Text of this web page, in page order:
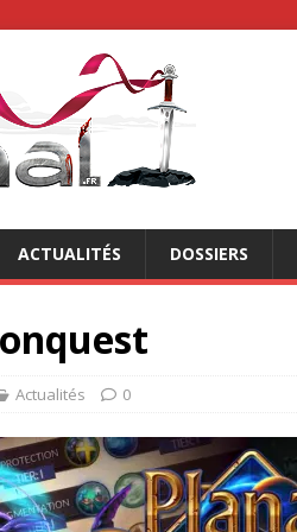
ACTUALITÉS DOSSIERS
Actualités 0